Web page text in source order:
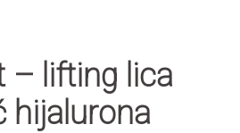
– lifting lica
hijalurona